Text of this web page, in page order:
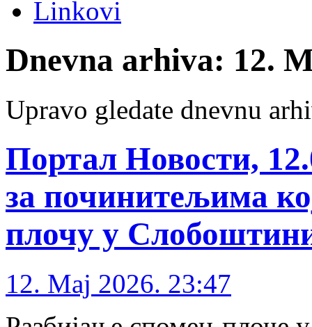
Linkovi
Dnevna arhiva: 12.
Upravo gledate dnevnu
Портал Новости,
за починитељима
плочу у
12. Maj 2026. 23:47